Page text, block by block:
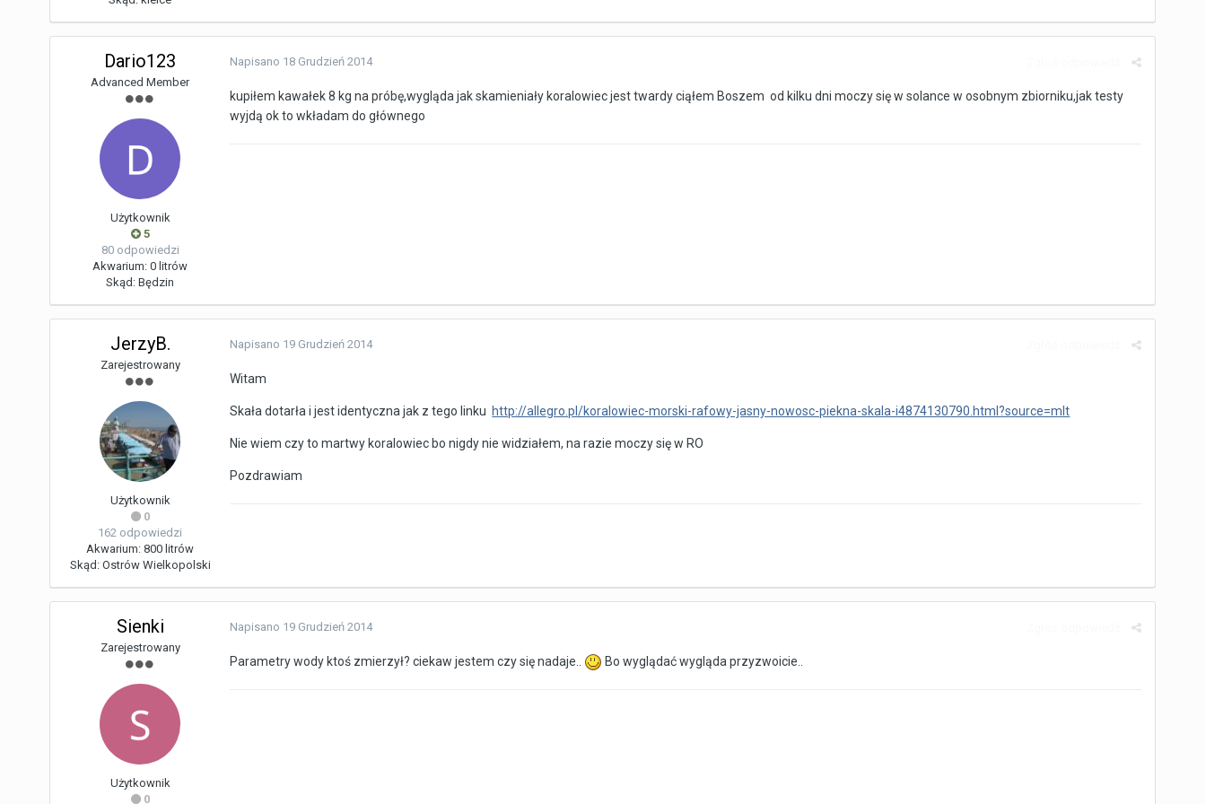
Dario123
Advanced Member
Użytkownik
5
80 odpowiedzi
Akwarium:0 litrów
Skąd:Będzin
Napisano 18 Grudzień 2014
kupiłem kawałek 8 kg na próbę,wygląda jak skamieniały koralowiec jest twardy ciąłem Boszem od kilku dni moczy się w solance w osobnym zbiorniku,jak testy
wyjdą ok to wkładam do głównego
JerzyB.
Zarejestrowany
Użytkownik
0
162 odpowiedzi
Akwarium:800 litrów
Skąd: Ostrów Wielkopolski
Napisano 19 Grudzień 2014
Witam
Skała dotarła i jest identyczna jak z tego linku http://allegro.pl/koralowiec-morski-rafowy-jasny-nowosc-piekna-skala-i4874130790.html?source=mlt
Nie wiem czy to martwy koralowiec bo nigdy nie widziałem, na razie moczy się w RO
Pozdrawiam
Sienki
Zarejestrowany
Użytkownik
0
Napisano 19 Grudzień 2014
Parametry wody ktoś zmierzył? ciekaw jestem czy się nadaje.. Bo wyglądać wygląda przyzwoicie..